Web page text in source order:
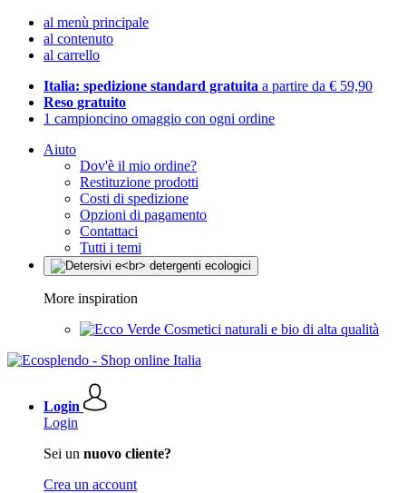
al menù principale
al contenuto
al carrello
Italia: spedizione standard gratuita a partire da € 59,90
Reso gratuito
1 campioncino omaggio con ogni ordine
Aiuto
Dov'è il mio ordine?
Restituzione prodotti
Costi di spedizione
Opzioni di pagamento
Contattaci
Tutti i temi
More inspiration
Cosmetici naturali e bio di alta qualità
Login
Login
Sei un nuovo cliente?
Crea un account